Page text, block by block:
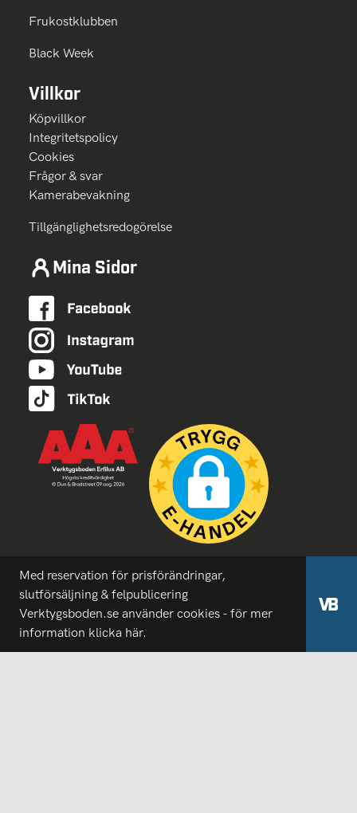
Frukostklubben
Black Week
Villkor
Köpvillkor
Integritetspolicy
Cookies
Frågor & svar
Kamerabevakning
Tillgänglighetsredogörelse
Mina Sidor
Med reservation för prisförändringar,
slutförsäljning & felpublicering
Verktygsboden.se använder cookies - för mer
information klicka här.